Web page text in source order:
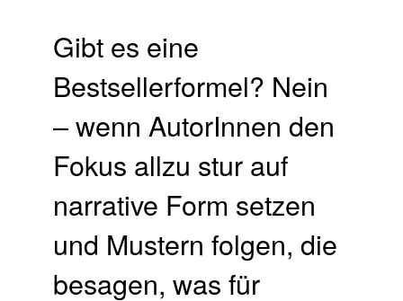
Gibt es eine
Bestsellerformel? Nein
– wenn AutorInnen den
Fokus allzu stur auf
narrative Form setzen
und Mustern folgen, die
besagen, was für